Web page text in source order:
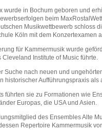
wurde in Bochum geboren und
beim
Musikwettbewerb schloss
Köln mit dem Konzertexamen
für Kammermusik wurde
Cleveland Institute of Music führte.
Suche nach neuen und
historischer Aufführungs­praxis
führten sie zu Formationen wie
Europas, die USA und Asien.
des Ensembles Alte
Repertoire Kammermusik